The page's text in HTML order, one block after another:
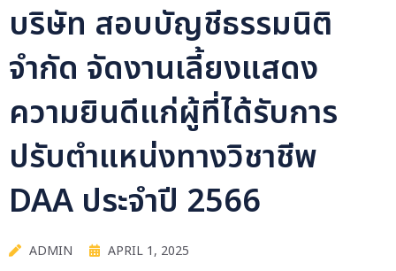
บริษัท สอบบัญชีธรรมนิติ
จำกัด จัดงานเลี้ยงแสดง
ความยินดีแก่ผู้ที่ได้รับการ
ปรับตำแหน่งทางวิชาชีพ
DAA ประจำปี 2566
ADMIN APRIL 1, 2025